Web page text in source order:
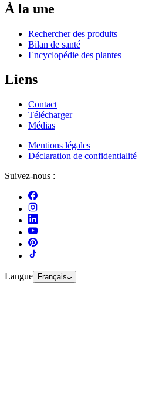
À la une
Rechercher des produits
Bilan de santé
Encyclopédie des plantes
Liens
Contact
Télécharger
Médias
Mentions légales
Déclaration de confidentialité
Suivez-nous :
Langue Français